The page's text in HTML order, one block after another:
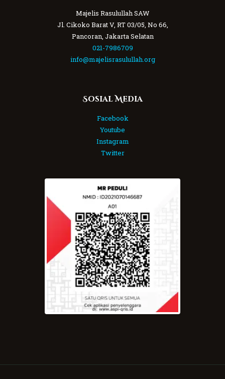
Majelis Rasulullah SAW
Jl. Cikoko Barat V, RT 03/05, No 66,
Pancoran, Jakarta Selatan
021-7986709
info@majelisrasulullah.org
Sosial Media
Facebook
Youtube
Instagram
Twitter